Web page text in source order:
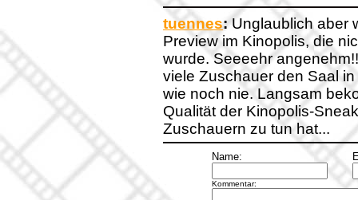
tuennes:Unglaublich aber
Preview im Kinopolis, die
wurde. Seeeehr
viele Zuschauer den Saal
wie noch nie. Langsam
Qualität der Kinopolis-
Zuschauern zu tun hat...
Name:
Kommentar: